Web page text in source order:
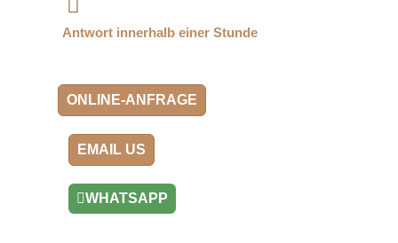
Antwort innerhalb einer Stunde
ONLINE-ANFRAGE
EMAIL US
WHATSAPP